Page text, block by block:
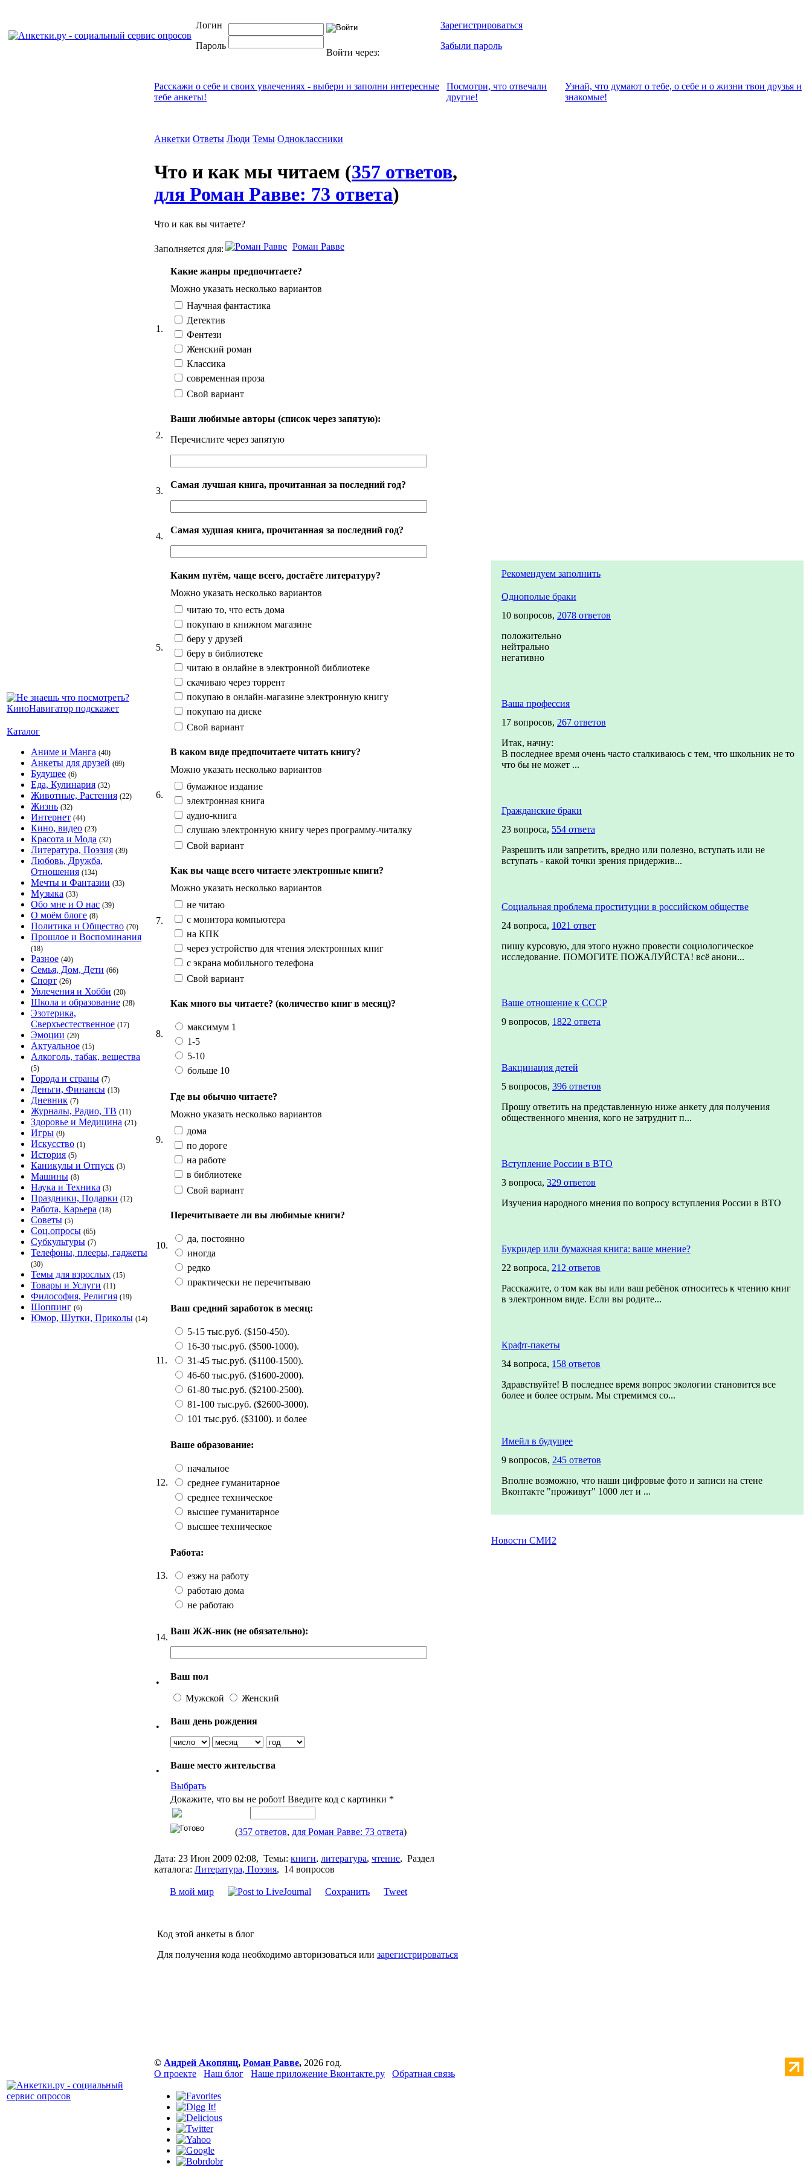
Логин
Пароль
Войти через:
Зарегистрироваться
Забыли пароль
Каталог
Аниме и Манга (40)
Анкеты для друзей (69)
Будущее (6)
Еда, Кулинария (32)
Животные, Растения (22)
Жизнь (32)
Интернет (44)
Кино, видео (23)
Красота и Мода (32)
Литература, Поэзия (39)
Любовь, Дружба,
Отношения (134)
Мечты и Фантазии (33)
Музыка (33)
Обо мне и О нас (39)
О моём блоге (8)
Политика и Общество (70)
Прошлое и Воспоминания
(18)
Разное (40)
Семья, Дом, Дети (66)
Спорт (26)
Увлечения и Хобби (20)
Школа и образование (28)
Эзотерика,
Сверхъестественное (17)
Эмоции (29)
Актуальное (15)
Алкоголь, табак, вещества
(5)
Города и страны (7)
Деньги, Финансы (13)
Дневник (7)
Журналы, Радио, ТВ (11)
Здоровье и Медицина (21)
Игры (9)
Искусство (1)
История (5)
Каникулы и Отпуск (3)
Машины (8)
Наука и Техника (3)
Праздники, Подарки (12)
Работа, Карьера (18)
Советы (5)
Соц.опросы (65)
Субкультуры (7)
Телефоны, плееры, гаджеты
(30)
Темы для взрослых (15)
Товары и Услуги (11)
Философия, Религия (19)
Шоппинг (6)
Юмор, Шутки, Приколы (14)
Расскажи о себе и своих увлечениях - выбери и заполни интересные
тебе анкеты!
Посмотри, что отвeчали
другие!
Узнай, что думают о тебе, о себе и о жизни твои друзья и
знакомые!
Анкетки Ответы Люди Темы Одноклассники
Что и как мы читаем (357 ответов,
для Роман Равве: 73 ответа)
Что и как вы читаете?
Заполняется для: Роман Равве
1.
Какие жанры предпочитаете?
Можно указать несколько вариантов
Научная фантастика
Детектив
Фентези
Женский роман
Классика
современная проза
Свой вариант
2.
Ваши любимые авторы (список через запятую):
Перечислите через запятую
3.
Самая лучшая книга, прочитанная за последний год?
4.
Самая худшая книга, прочитанная за последний год?
5.
Каким путём, чаще всего, достаёте литературу?
Можно указать несколько вариантов
читаю то, что есть дома
покупаю в книжном магазине
беру у друзей
беру в библиотеке
читаю в онлайне в электронной библиотеке
скачиваю через торрент
покупаю в онлайн-магазине электронную книгу
покупаю на диске
Свой вариант
6.
В каком виде предпочитаете читать книгу?
Можно указать несколько вариантов
бумажное издание
электронная книга
аудио-книга
слушаю электронную книгу через программу-читалку
Свой вариант
7.
Как вы чаще всего читаете электронные книги?
Можно указать несколько вариантов
не читаю
с монитора компьютера
на КПК
через устройство для чтения электронных книг
с экрана мобильного телефона
Свой вариант
8.
Как много вы читаете? (количество книг в месяц)?
максимум 1
1-5
5-10
больше 10
9.
Где вы обычно читаете?
Можно указать несколько вариантов
дома
по дороге
на работе
в библиотеке
Свой вариант
10.
Перечитываете ли вы любимые книги?
да, постоянно
иногда
редко
практически не перечитываю
11.
Ваш средний заработок в месяц:
5-15 тыс.руб. ($150-450).
16-30 тыс.руб. ($500-1000).
31-45 тыс.руб. ($1100-1500).
46-60 тыс.руб. ($1600-2000).
61-80 тыс.руб. ($2100-2500).
81-100 тыс.руб. ($2600-3000).
101 тыс.руб. ($3100). и более
12.
Ваше образование:
начальное
среднее гуманитарное
среднее техническое
высшее гуманитарное
высшее техническое
13.
Работа:
езжу на работу
работаю дома
не работаю
14.
Ваш ЖЖ-ник (не обязательно):
•
Ваш пол
Мужской Женский
•
Ваш день рождения
•
Ваше место жительства
Выбрать
Докажите, что вы не робот! Введите код с картинки *
(357 ответов, для Роман Равве: 73 ответа)
Дата: 23 Июн 2009 02:08, Темы: книги, литература, чтение, Раздел
каталога: Литература, Поэзия, 14 вопросов
В мой мир Сохранить Tweet
Код этой анкеты в блог
Для получения кода необходимо авторизоваться или зарегистрироваться
Рекомендуем заполнить
Однополые браки
10 вопросов, 2078 ответов
положительно
нейтрально
негативно
Ваша профессия
17 вопросов, 267 ответов
Итак, начну:
В последнее время очень часто сталкиваюсь с тем, что школьник не то
что бы не может ...
Гражданские браки
23 вопроса, 554 ответа
Разрешить или запретить, вредно или полезно, вступать или не
вступать - какой точки зрения придержив...
Социальная проблема проституции в российском обществе
24 вопроса, 1021 ответ
пишу курсовую, для этого нужно провести социологическое
исследование. ПОМОГИТЕ ПОЖАЛУЙСТА! всё анони...
Ваше отношение к СССР
9 вопросов, 1822 ответа
Вакцинация детей
5 вопросов, 396 ответов
Прошу ответить на представленную ниже анкету для получения
общественного мнения, кого не затруднит п...
Вступление России в ВТО
3 вопроса, 329 ответов
Изучения народного мнения по вопросу вступления России в ВТО
Букридер или бумажная книга: ваше мнение?
22 вопроса, 212 ответов
Расскажите, о том как вы или ваш ребёнок относитесь к чтению книг
в электронном виде. Если вы родите...
Крафт-пакеты
34 вопроса, 158 ответов
Здравствуйте! В последнее время вопрос экологии становится все
более и более острым. Мы стремимся со...
Имейл в будущее
9 вопросов, 245 ответов
Вполне возможно, что наши цифровые фото и записи на стене
Вконтакте "проживут" 1000 лет и ...
Новости СМИ2
© Андрей Акопянц, Роман Равве, 2026 год.
О проекте
Наш блог Наше приложение Вконтакте.ру Обратная связь